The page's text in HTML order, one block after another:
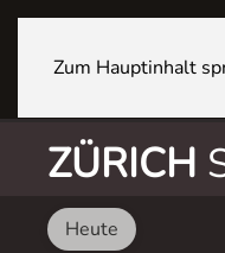
Zum Hauptinhalt
ZÜRICH
Heute